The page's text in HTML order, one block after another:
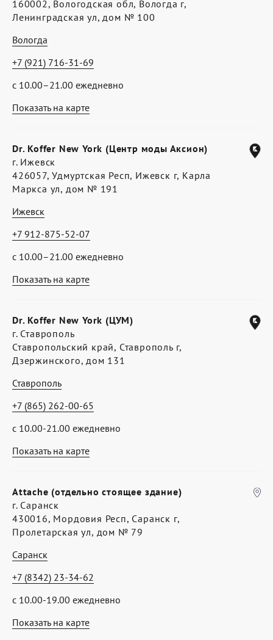
Показать на карте
160002, Вологодская обл, Вологда г,
Ленинградская ул, дом № 100
Вологда
с 10.00–21.00 ежедневно
+7 (921) 716-31-69
Показать на карте
Dr. Koffer New York (Центр моды Аксион)
г. Ижевск
426057, Удмуртская Респ, Ижевск г, Карла
Маркса ул, дом № 191
Ижевск
с 10.00–21.00 ежедневно
+7 912-875-52-07
Показать на карте
Dr. Koffer New York (ЦУМ)
г. Ставрополь
Ставропольский край, Ставрополь г,
Дзержинского, дом 131
Ставрополь
с 10.00-21.00 ежедневно
+7 (865) 262-00-65
Показать на карте
Attache (отдельно стоящее здание)
г. Саранск
430016, Мордовия Респ, Саранск г,
Пролетарская ул, дом № 79
Саранск
с 10.00-19.00 ежедневно
+7 (8342) 23-34-62